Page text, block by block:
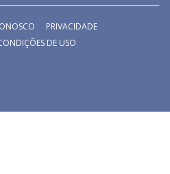
PRIVACIDADE
DE USO